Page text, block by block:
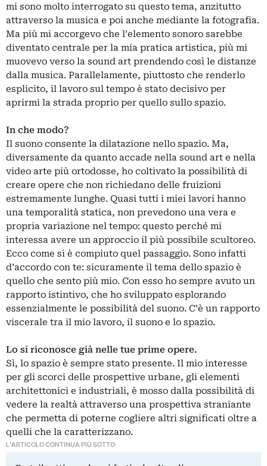
mi sono molto interrogato su questo tema, anzitutto
attraverso la musica e poi anche mediante la fotografia.
Ma più mi accorgevo che l’elemento sonoro sarebbe
diventato centrale per la mia pratica artistica, più mi
muovevo verso la sound art prendendo così le distanze
dalla musica. Parallelamente, piuttosto che renderlo
esplicito, il lavoro sul tempo è stato decisivo per
aprirmi la strada proprio per quello sullo spazio.
In che modo?
Il suono consente la dilatazione nello spazio. Ma,
diversamente da quanto accade nella sound art e nella
video arte più ortodosse, ho coltivato la possibilità di
creare opere che non richiedano delle fruizioni
estremamente lunghe. Quasi tutti i miei lavori hanno
una temporalità statica, non prevedono una vera e
propria variazione nel tempo: questo perché mi
interessa avere un approccio il più possibile scultoreo.
Ecco come si è compiuto quel passaggio. Sono infatti
d’accordo con te: sicuramente il tema dello spazio è
quello che sento più mio. Con esso ho sempre avuto un
rapporto istintivo, che ho sviluppato esplorando
essenzialmente le possibilità del suono. C’è un rapporto
viscerale tra il mio lavoro, il suono e lo spazio.
Lo si riconosce già nelle tue prime opere.
Sì, lo spazio è sempre stato presente. Il mio interesse
per gli scorci delle prospettive urbane, gli elementi
architettonici e industriali, è mosso dalla possibilità di
vedere la realtà attraverso una prospettiva straniante
che permetta di poterne cogliere altri significati oltre a
quelli che la caratterizzano.
L'ARTICOLO CONTINUA PIÙ SOTTO